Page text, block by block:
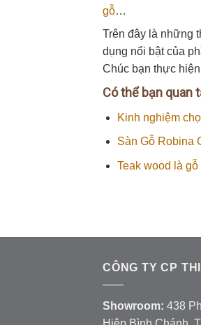
gỗ…
Trên đây là những
dụng nổi bật của
Chúc bạn thực
Có thể bạn quan
Kinh nghiệm
Sàn Gỗ Robina
Teak wood là
CÔNG TY CP
Showroom: 438